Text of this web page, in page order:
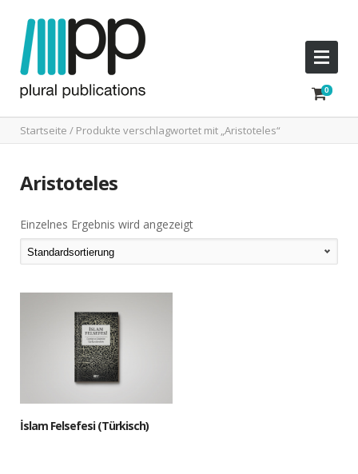
Startseite / Produkte verschlagwortet mit „Aristoteles“
Aristoteles
Einzelnes Ergebnis wird angezeigt
İslam Felsefesi (Türkisch)